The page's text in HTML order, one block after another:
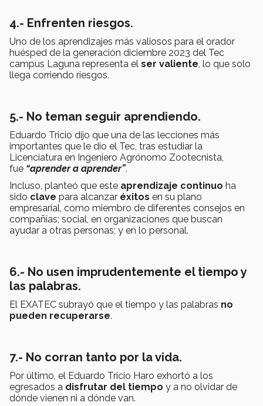
4.- Enfrenten riesgos.
Uno de los aprendizajes más valiosos para el orador
huésped de la generación diciembre 2023 del Tec
campus Laguna representa el ser valiente, lo que solo
llega corriendo riesgos.
5.- No teman seguir aprendiendo.
Eduardo Tricio dijo que una de las lecciones más
importantes que le dio el Tec, tras estudiar la
Licenciatura en Ingeniero Agrónomo Zootecnista,
fue “aprender a aprender”.
Incluso, planteó que este aprendizaje continuo ha
sido clave para alcanzar éxitos en su plano
empresarial, como miembro de diferentes consejos en
compañías; social, en organizaciones que buscan
ayudar a otras personas; y en lo personal.
6.- No usen imprudentemente el tiempo y
las palabras.
El EXATEC subrayó que el tiempo y las palabras no
pueden recuperarse.
7.- No corran tanto por la vida.
Por último, el Eduardo Tricio Haro exhortó a los
egresados a disfrutar del tiempo y a no olvidar de
dónde vienen ni a dónde van.